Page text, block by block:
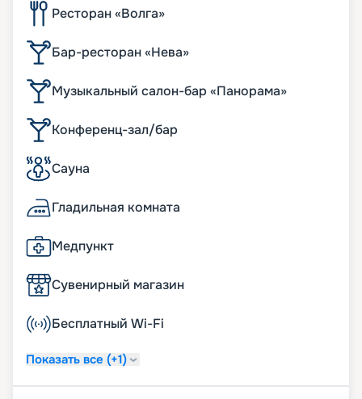
Ресторан «Волга»
Бар-ресторан «Нева»
Музыкальный салон-бар «Панорама»
Конференц-зал/бар
Сауна
Гладильная комната
Медпункт
Сувенирный магазин
Бесплатный Wi-Fi
Показать все (+1)